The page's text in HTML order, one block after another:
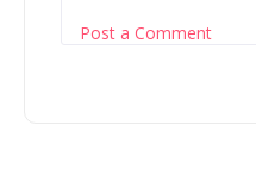
Post a Comment